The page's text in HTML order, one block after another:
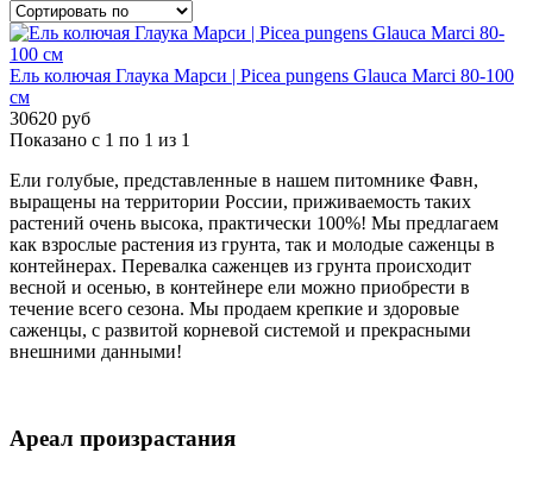
Ель колючая Глаука Марси | Picea pungens Glauca Marci 80-100
см
30620 руб
Показано с 1 по 1 из 1
Ели голубые, представленные в нашем питомнике Фавн,
выращены на территории России, приживаемость таких
растений очень высока, практически 100%! Мы предлагаем
как взрослые растения из грунта, так и молодые саженцы в
контейнерах. Перевалка саженцев из грунта происходит
весной и осенью, в контейнере ели можно приобрести в
течение всего сезона. Мы продаем крепкие и здоровые
саженцы, с развитой корневой системой и прекрасными
внешними данными!
Ареал произрастания